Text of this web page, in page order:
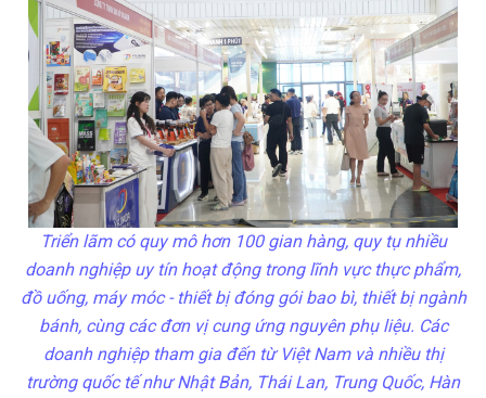
Triển lãm có quy mô hơn 100 gian hàng, quy tụ nhiều
doanh nghiệp uy tín hoạt động trong lĩnh vực thực phẩm,
đồ uống, máy móc - thiết bị đóng gói bao bì, thiết bị ngành
bánh, cùng các đơn vị cung ứng nguyên phụ liệu. Các
doanh nghiệp tham gia đến từ Việt Nam và nhiều thị
trường quốc tế như Nhật Bản, Thái Lan, Trung Quốc, Hàn